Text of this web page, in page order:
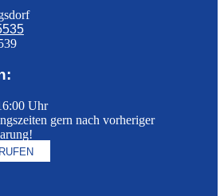
Uhr
gern nach vorheriger